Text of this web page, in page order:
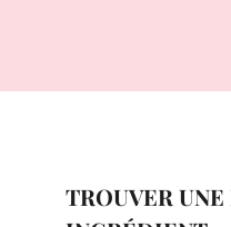
TROUVER